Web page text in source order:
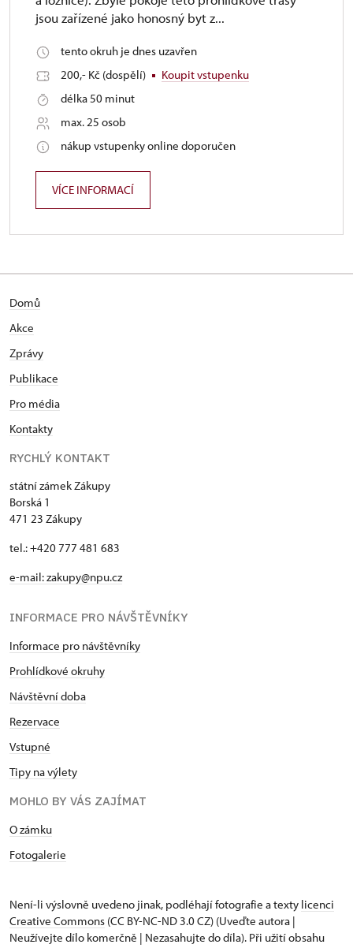
jsou zařízené jako honosný byt z...
tento okruh je dnes uzavřen
200,- Kč (dospělí)
Koupit vstupenku
délka 50 minut
max. 25 osob
nákup vstupenky online doporučen
VÍCE INFORMACÍ
Domů
Akce
Zprávy
Publikace
Pro média
Kontakty
RYCHLÝ KONTAKT
státní zámek Zákupy
Borská 1
471 23 Zákupy
tel.: +420 777 481 683
e-mail: zakupy@npu.cz
INFORMACE PRO NÁVŠTĚVNÍKY
Informace pro návštěvníky
Prohlídkové okruhy
Návštěvní doba
Rezervace
Vstupné
Tipy na výlety
MOHLO BY VÁS ZAJÍMAT
O zámku
Fotogalerie
Není-li výslovně uvedeno jinak, podléhají fotografie a texty licenci
Creative Commons (CC BY-NC-ND 3.0 CZ) (Uveďte autora |
Neužívejte dílo komerčně | Nezasahujte do díla). Při užití obsahu